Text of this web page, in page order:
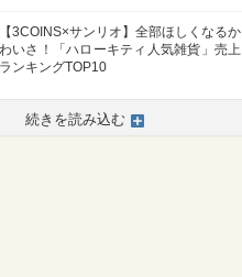
【3COINS×サンリオ】全部ほしくなるか
わいさ！「ハローキティ人気雑貨」売上
ランキングTOP10
続きを読み込む